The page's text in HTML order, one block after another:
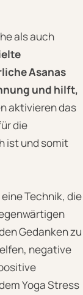
als auch
Asanas
und hilft,
aktivieren das
die
ist und somit
Technik, die
Gedanken zu
negative
Yoga Stress